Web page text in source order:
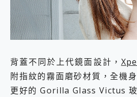
背蓋不同於上代鏡面設計，
附指紋的霧面磨砂材質，全機
更好的 Gorilla Glass Victus